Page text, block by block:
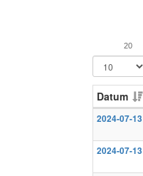
20
Datum
2024-07-13
2024-07-13